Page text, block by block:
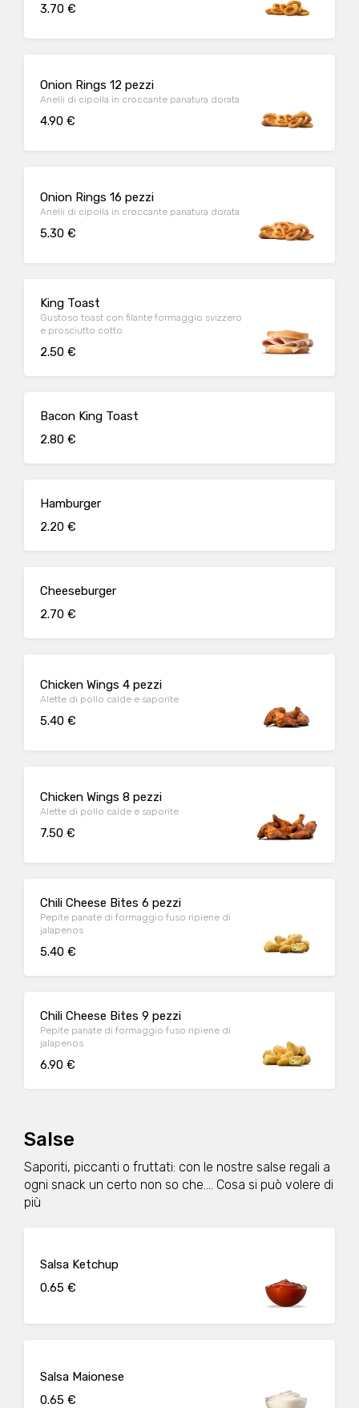
3.70 €
Onion Rings 12 pezzi
Anelli di cipolla in croccante panatura dorata
4.90 €
Onion Rings 16 pezzi
Anelli di cipolla in croccante panatura dorata
5.30 €
King Toast
Gustoso toast con filante formaggio svizzero
e prosciutto cotto
2.50 €
Bacon King Toast
2.80 €
Hamburger
2.20 €
Cheeseburger
2.70 €
Chicken Wings 4 pezzi
Alette di pollo calde e saporite
5.40 €
Chicken Wings 8 pezzi
Alette di pollo calde e saporite
7.50 €
Chili Cheese Bites 6 pezzi
Pepite panate di formaggio fuso ripiene di
jalapenos
5.40 €
Chili Cheese Bites 9 pezzi
Pepite panate di formaggio fuso ripiene di
jalapenos
6.90 €
Salse
Saporiti, piccanti o fruttati: con le nostre salse regali a
ogni snack un certo non so che.... Cosa si può volere di
più
Salsa Ketchup
0.65 €
Salsa Maionese
0.65 €